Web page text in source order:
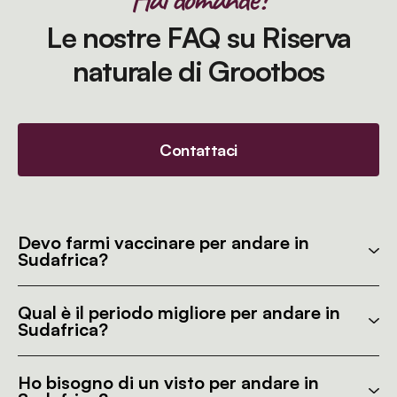
Le nostre FAQ su Riserva
naturale di Grootbos
Contattaci
Devo farmi vaccinare per andare in
Sudafrica?
Qual è il periodo migliore per andare in
Sudafrica?
Ho bisogno di un visto per andare in